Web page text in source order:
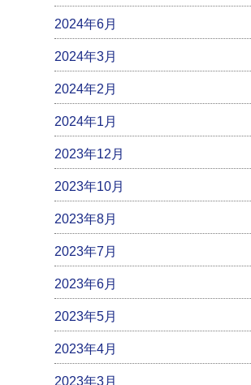
2024年6月
2024年3月
2024年2月
2024年1月
2023年12月
2023年10月
2023年8月
2023年7月
2023年6月
2023年5月
2023年4月
2023年3月